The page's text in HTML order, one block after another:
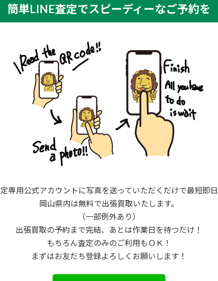
簡単LINE査定でスピーディーなご予約を
専用公式アカウントに写真を送っていただくだけで最短即
岡山県内は無料で出張買取いたします。
（一部例外あり）
出張買取の予約まで完結、あとは作業日を待つだけ！
もちろん査定のみのご利用もＯＫ！
まずはお友だち登録よろしくお願いします！